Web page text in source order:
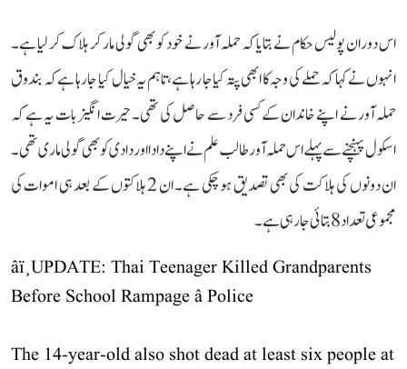
اس دوران پولیس حکام نے بتایا کہ حملہ آور نے خود کو بھی گولی مار کر ہلاک کر لیا ہے۔
انہوں نے کہا کہ حملے کی وجہ کا ابھی پتہ کیا جا رہا ہے، تاہم یہ خیال کیا جا رہا ہے کہ بندوق
حملہ آور نے اپنے خاندان کے کسی فرد سے حاصل کی تھی۔ حیرت انگیز بات یہ ہے کہ
اسکول پہنچنے سے پہلے اس حملہ آور طالب علم نے اپنے دادا اور دادی کو بھی گولی ماری تھی۔
ان دونوں کی ہلاکت کی بھی تصدیق ہو چکی ہے۔ ان 2 ہلاکتوں کے بعد ہی اموات کی
مجموعی تعداد 8 بتائی جا رہی ہے۔
âï¸UPDATE: Thai Teenager Killed Grandparents
Before School Rampage â Police
The 14-year-old also shot dead at least six people at